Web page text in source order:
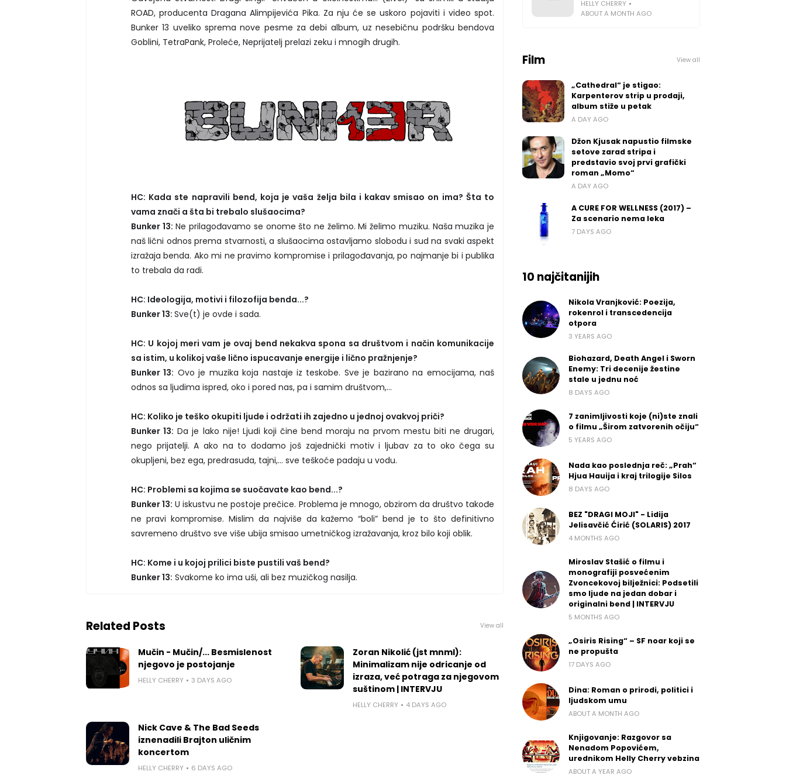
ROAD, producenta Dragana Alimpijevića Pika. Za nju će se uskoro pojaviti i video spot.
Bunker 13 uveliko sprema nove pesme za debi album, uz nesebičnu podršku bendova
Goblini, TetraPank, Proleće, Neprijatelj prelazi zeku i mnogih drugih.
HC: Kada ste napravili bend, koja je vaša želja bila i kakav smisao on ima? Šta to
vama znači a šta bi trebalo slušaocima?
Bunker 13: Ne prilagođavamo se onome što ne želimo. Mi želimo muziku. Naša muzika je
naš lični odnos prema stvarnosti, a slušaocima ostavljamo slobodu i sud na svaki aspekt
izražaja benda. Ako mi ne pravimo kompromise i prilagođavanja, po najmanje bi i publika
to trebala da radi.
HC: Ideologija, motivi i filozofija benda...?
Bunker 13: Sve(t) je ovde i sada.
HC: U kojoj meri vam je ovaj bend nekakva spona sa društvom i način komunikacije
sa istim, u kolikoj vaše lično ispucavanje energije i lično pražnjenje?
Bunker 13: Ovo je muzika koja nastaje iz teskobe. Sve je bazirano na emocijama, naš
odnos sa ljudima ispred, oko i pored nas, pa i samim društvom,...
HC: Koliko je teško okupiti ljude i održati ih zajedno u jednoj ovakvoj priči?
Bunker 13: Da je lako nije! Ljudi koji čine bend moraju na prvom mestu biti ne drugari,
nego prijatelji. A ako na to dodamo još zajednički motiv i ljubav za to oko čega su
okupljeni, bez ega, predrasuda, tajni,… sve teškoće padaju u vodu.
HC: Problemi sa kojima se suočavate kao bend...?
Bunker 13: U iskustvu ne postoje prečice. Problema je mnogo, obzirom da društvo takođe
ne pravi kompromise. Mislim da najviše da kažemo “boli” bend je to što definitivno
savremeno društvo sve više ubija smisao umetničkog izražavanja, kroz bilo koji oblik.
HC: Kome i u kojoj prilici biste pustili vaš bend?
Bunker 13: Svakome ko ima uši, ali bez muzičkog nasilja.
Related Posts View all
Mučin - Mučin/... Besmislenost
njegovo je postojanje
HELLY CHERRY 3 DAYS AGO
Zoran Nikolić (jst mnml):
Minimalizam nije odricanje od
izraza, već potraga za njegovom
suštinom | INTERVJU
HELLY CHERRY 4 DAYS AGO
Nick Cave & The Bad Seeds
iznenadili Brajton uličnim
koncertom
HELLY CHERRY 6 DAYS AGO
HELLY CHERRY
ABOUT A MONTH AGO
Film View all
„Cathedral“ je stigao:
Karpenterov strip u prodaji,
album stiže u petak
A DAY AGO
Džon Kjusak napustio filmske
setove zarad stripa i
predstavio svoj prvi grafički
roman „Momo“
A DAY AGO
A CURE FOR WELLNESS (2017) –
Za scenario nema leka
7 DAYS AGO
10 najčitanijih
Nikola Vranjković: Poezija,
rokenrol i transcedencija
otpora
3 YEARS AGO
Biohazard, Death Angel i Sworn
Enemy: Tri decenije žestine
stale u jednu noć
8 DAYS AGO
7 zanimljivosti koje (ni)ste znali
o filmu „Širom zatvorenih očiju“
5 YEARS AGO
Nada kao poslednja reč: „Prah“
Hjua Hauija i kraj trilogije Silos
8 DAYS AGO
BEZ "DRAGI MOJI" - Lidija
Jelisavčić Ćirić (SOLARIS) 2017
4 MONTHS AGO
Miroslav Stašić o filmu i
monografiji posvećenim
Zvoncekovoj bilježnici: Podsetili
smo ljude na jedan dobar i
originalni bend | INTERVJU
5 MONTHS AGO
„Osiris Rising“ – SF noar koji se
ne propušta
17 DAYS AGO
Dina: Roman o prirodi, politici i
ljudskom umu
ABOUT A MONTH AGO
Knjigovanje: Razgovor sa
Nenadom Popovićem,
urednikom Helly Cherry vebzina
ABOUT A YEAR AGO